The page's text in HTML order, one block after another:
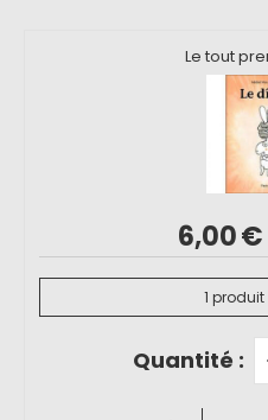
Le tout
6,00€
1 produit
Quantité :